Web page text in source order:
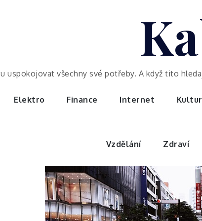
uspokojovat všechny své potřeby. A když tito
Elektro Finance Internet
Vzdělání Zdraví